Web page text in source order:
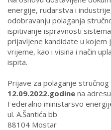
energije, rudarstva i
odobravanju polaganja
ispitivanje ispravnosti
prijavljene kandidate u
vrijeme, kao i visina i način
ispita.
Prijave za polaganje
12.09.2022.godine na
Federalno ministarsvo
ul. A.Šantića bb
88104 Mostar